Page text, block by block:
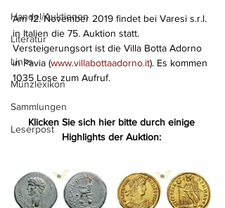
Handel/Auktionen
Literatur
Links
Münzlexikon
Sammlungen
Leserpost
Am 12. November 2019 findet bei Varesi s.r.l.
in Italien die 75. Auktion statt.
Versteigerungsort ist die Villa Botta Adorno
in Pavia (www.villabottaadorno.it). Es kommen
1035 Lose zum Aufruf.
Klicken Sie sich hier bitte durch einige
Highlights der Auktion: